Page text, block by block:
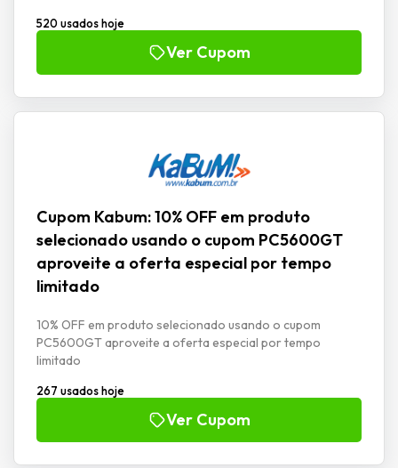
520 usados hoje
Ver Cupom
Cupom Kabum: 10% OFF em produto
selecionado usando o cupom PC5600GT
aproveite a oferta especial por tempo
limitado
10% OFF em produto selecionado usando o cupom
PC5600GT aproveite a oferta especial por tempo
limitado
267 usados hoje
Ver Cupom